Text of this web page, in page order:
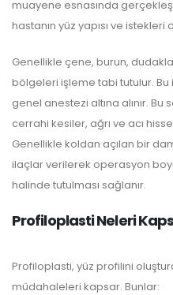
muayene esnasında
hastanın yüz yapısı ve
Genellikle çene, burun,
bölgeleri işleme tabi tutulur.
genel anestezi altına alınır.
cerrahi kesiler, ağrı ve acı
Genellikle koldan açılan bir
ilaçlar verilerek operasyon
halinde tutulması sağlanır.
Profiloplasti Neleri
Profiloplasti, yüz profilini
müdahaleleri kapsar. Bunlar: